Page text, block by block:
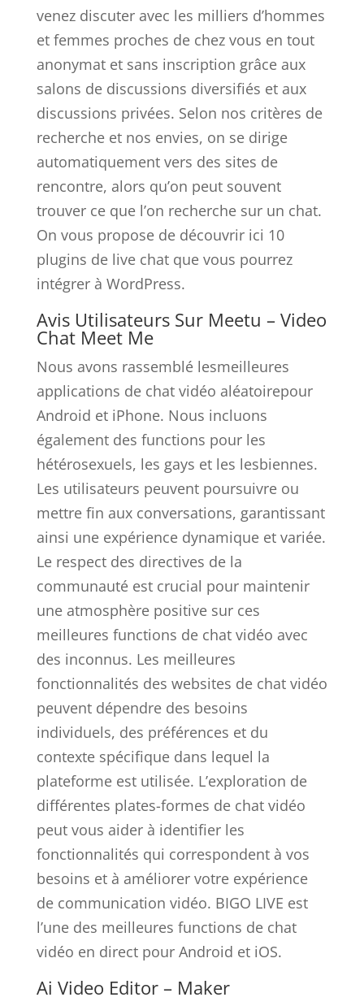
venez discuter avec les milliers d’hommes
et femmes proches de chez vous en tout
anonymat et sans inscription grâce aux
salons de discussions diversifiés et aux
discussions privées. Selon nos critères de
recherche et nos envies, on se dirige
automatiquement vers des sites de
rencontre, alors qu’on peut souvent
trouver ce que l’on recherche sur un chat.
On vous propose de découvrir ici 10
plugins de live chat que vous pourrez
intégrer à WordPress.
Avis Utilisateurs Sur Meetu – Video
Chat Meet Me
Nous avons rassemblé lesmeilleures
applications de chat vidéo aléatoirepour
Android et iPhone. Nous incluons
également des functions pour les
hétérosexuels, les gays et les lesbiennes.
Les utilisateurs peuvent poursuivre ou
mettre fin aux conversations, garantissant
ainsi une expérience dynamique et variée.
Le respect des directives de la
communauté est crucial pour maintenir
une atmosphère positive sur ces
meilleures functions de chat vidéo avec
des inconnus. Les meilleures
fonctionnalités des websites de chat vidéo
peuvent dépendre des besoins
individuels, des préférences et du
contexte spécifique dans lequel la
plateforme est utilisée. L’exploration de
différentes plates-formes de chat vidéo
peut vous aider à identifier les
fonctionnalités qui correspondent à vos
besoins et à améliorer votre expérience
de communication vidéo. BIGO LIVE est
l’une des meilleures functions de chat
vidéo en direct pour Android et iOS.
Ai Video Editor – Maker